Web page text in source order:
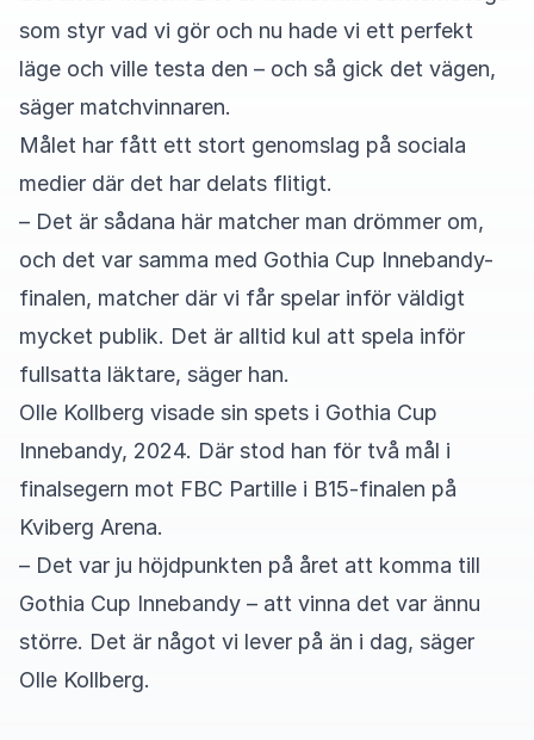
som styr vad vi gör och nu hade vi ett perfekt
läge och ville testa den – och så gick det vägen,
säger matchvinnaren.
Målet har fått ett stort genomslag på sociala
medier där det har delats flitigt.
– Det är sådana här matcher man drömmer om,
och det var samma med Gothia Cup Innebandy-
finalen, matcher där vi får spelar inför väldigt
mycket publik. Det är alltid kul att spela inför
fullsatta läktare, säger han.
Olle Kollberg visade sin spets i Gothia Cup
Innebandy, 2024. Där stod han för två mål i
finalsegern mot FBC Partille i B15-finalen på
Kviberg Arena.
– Det var ju höjdpunkten på året att komma till
Gothia Cup Innebandy – att vinna det var ännu
större. Det är något vi lever på än i dag, säger
Olle Kollberg.